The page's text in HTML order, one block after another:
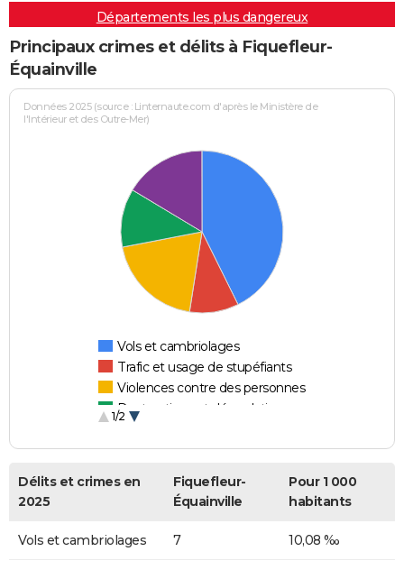
Départements les plus dangereux
Principaux crimes et délits à Fiquefleur-
Équainville
Données 2025 (source : Linternaute.com d'après le Ministère de
l'Intérieur et des Outre-Mer)
Vols et cambriolages
Trafic et usage de stupéfiants
Violences contre des personnes
Destructions et dégradations
1/2
Délits et crimes en
2025
Fiquefleur-
Équainville
Pour 1 000
habitants
Vols et cambriolages 7 10,08 ‰